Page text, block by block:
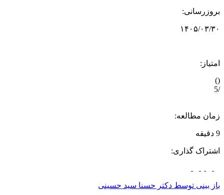
بروزرسانی:
۱۴۰۵/۰۳/۳۰
امتیاز:
(
)
/5
زمان مطالعه:
9 دقیقه
اشتراک گذاری:
باز بینی توسط دکتر حسنا سید حسینی